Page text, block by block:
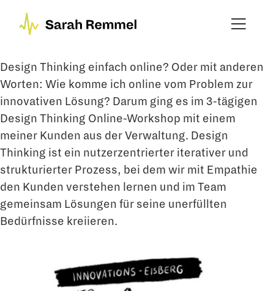
Design Thinking einfach online? Oder mit anderen
Worten: Wie komme ich online vom Problem zur
innovativen Lösung? Darum ging es im 3-tägigen
Design Thinking Online-Workshop mit einem
meiner Kunden aus der Verwaltung. Design
Thinking ist ein nutzerzentrierter iterativer und
strukturierter Prozess, bei dem wir mit Empathie
den Kunden verstehen lernen und im Team
gemeinsam Lösungen für seine unerfüllten
Bedürfnisse kreiieren.